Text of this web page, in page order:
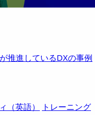
推進しているDXの事例
（英語）
トレーニング